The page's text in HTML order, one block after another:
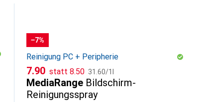
−7%
Reinigung PC + Peripherie
CHF
7.90 stattCHF
8.50 CHF
31.60/1l
MediaRange Bildschirm-
Reinigungsspray